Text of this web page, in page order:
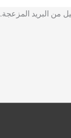
من البريد المزعجة.